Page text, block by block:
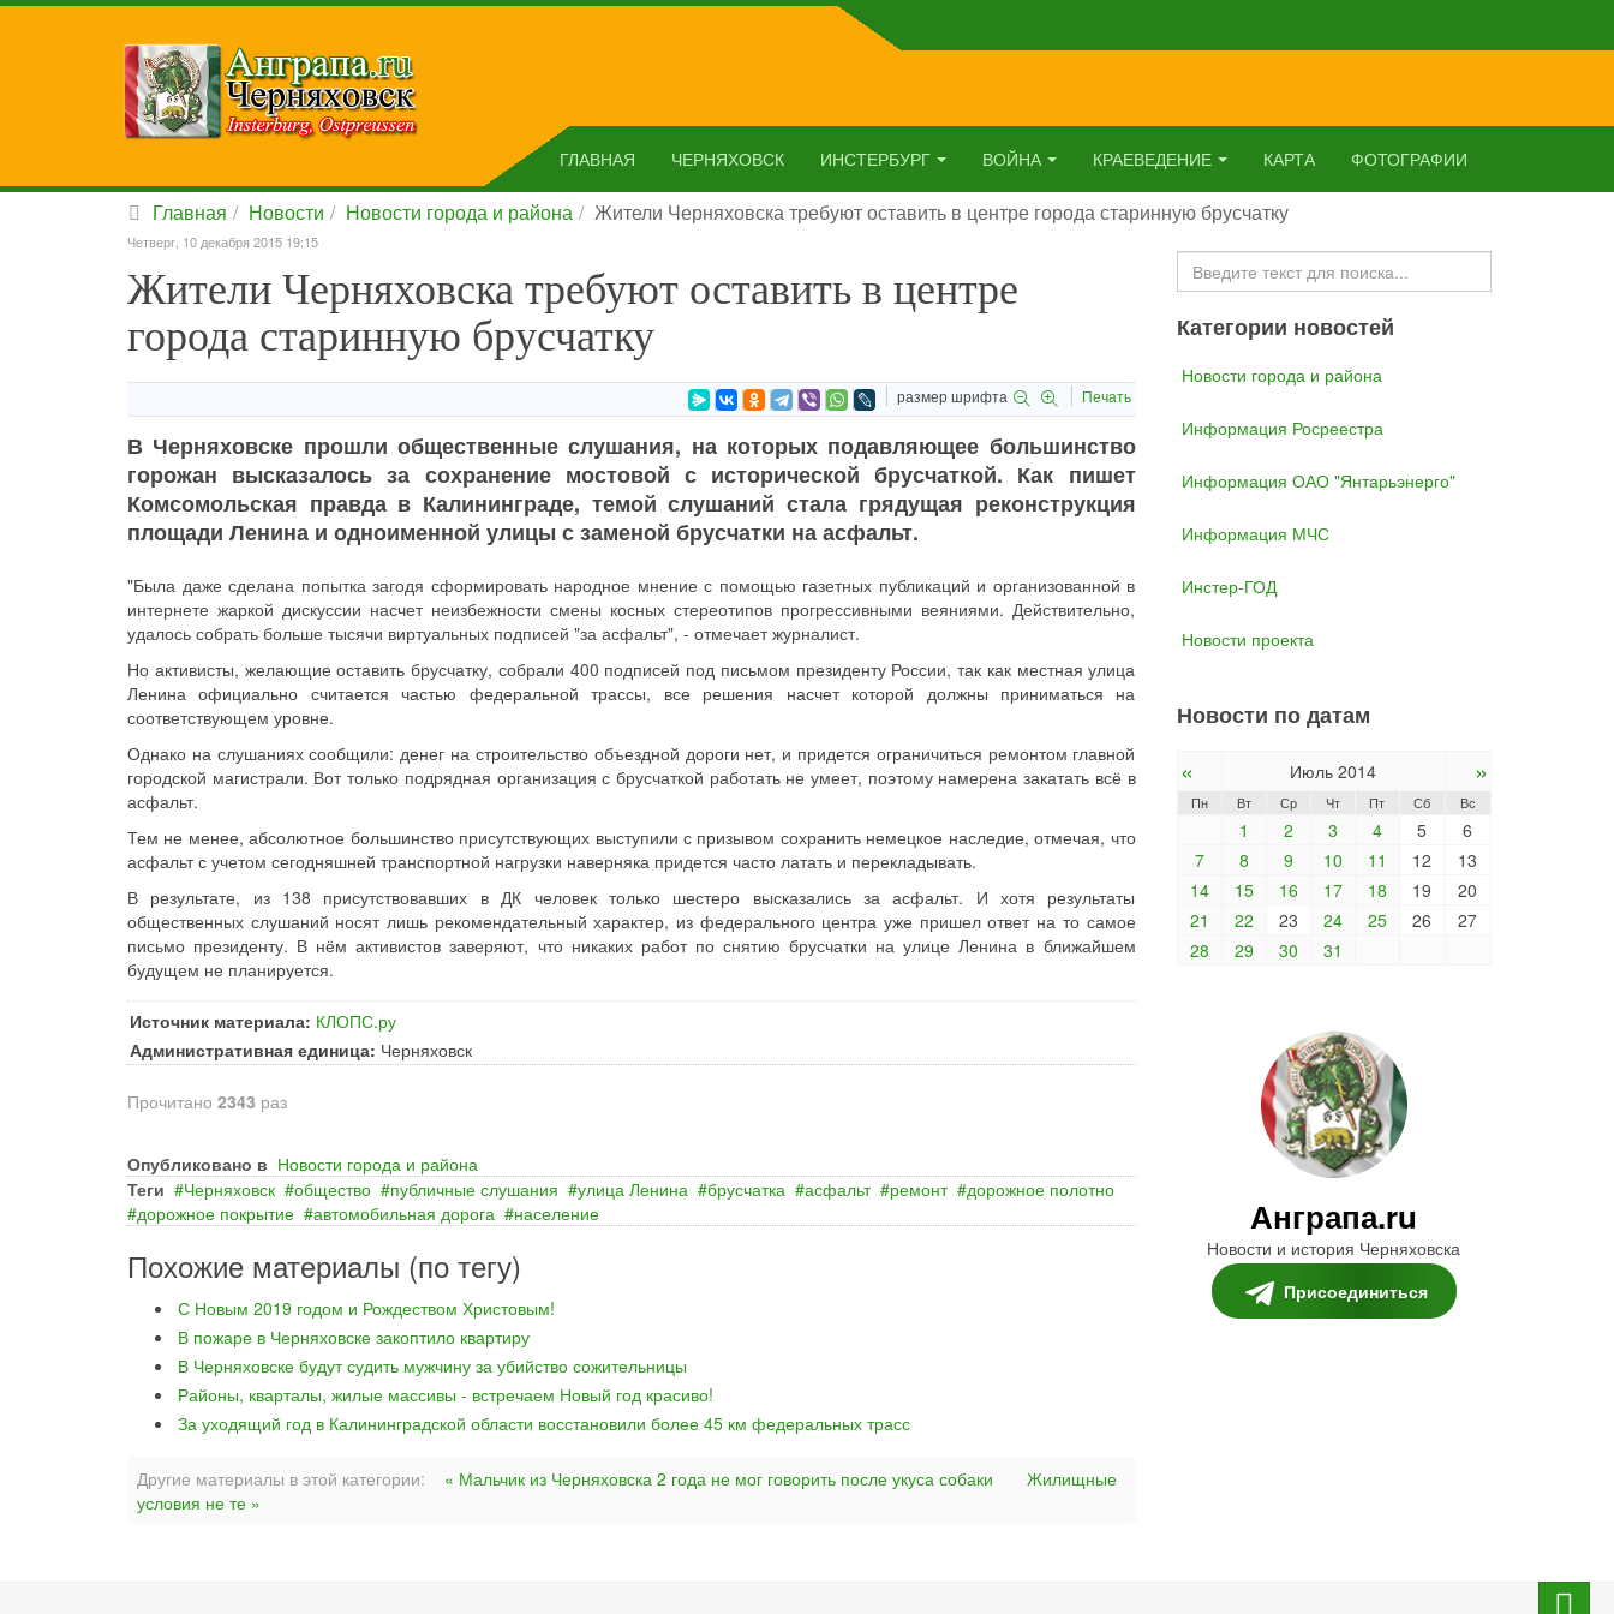
ГЛАВНАЯ ЧЕРНЯХОВСК ИНСТЕРБУРГ ВОЙНА КРАЕВЕДЕНИЕ КАРТА ФОТОГРАФИИ
Главная Новости Новости города и района Жители Черняховска требуют оставить в центре города старинную брусчатку
Четверг, 10 декабря 2015 19:15
Жители Черняховска требуют оставить в центре
города старинную брусчатку
размер шрифта Печать
В Черняховске прошли общественные слушания, на которых подавляющее большинство
горожан высказалось за сохранение мостовой с исторической брусчаткой. Как пишет
Комсомольская правда в Калининграде, темой слушаний стала грядущая реконструкция
площади Ленина и одноименной улицы с заменой брусчатки на асфальт.
"Была даже сделана попытка загодя сформировать народное мнение с помощью газетных публикаций и организованной в
интернете жаркой дискуссии насчет неизбежности смены косных стереотипов прогрессивными веяниями. Действительно,
удалось собрать больше тысячи виртуальных подписей "за асфальт", - отмечает журналист.
Но активисты, желающие оставить брусчатку, собрали 400 подписей под письмом президенту России, так как местная улица
Ленина официально считается частью федеральной трассы, все решения насчет которой должны приниматься на
соответствующем уровне.
Однако на слушаниях сообщили: денег на строительство объездной дороги нет, и придется ограничиться ремонтом главной
городской магистрали. Вот только подрядная организация с брусчаткой работать не умеет, поэтому намерена закатать всё в
асфальт.
Тем не менее, абсолютное большинство присутствующих выступили с призывом сохранить немецкое наследие, отмечая, что
асфальт с учетом сегодняшней транспортной нагрузки наверняка придется часто латать и перекладывать.
В результате, из 138 присутствовавших в ДК человек только шестеро высказались за асфальт. И хотя результаты
общественных слушаний носят лишь рекомендательный характер, из федерального центра уже пришел ответ на то самое
письмо президенту. В нём активистов заверяют, что никаких работ по снятию брусчатки на улице Ленина в ближайшем
будущем не планируется.
Источник материала: КЛОПС.ру
Административная единица: Черняховск
Прочитано 2343 раз
Опубликовано в Новости города и района
Теги
Черняховск общество публичные слушания улица Ленина брусчатка асфальт ремонт
дорожное полотно
дорожное покрытие
автомобильная дорога население
Похожие материалы (по тегу)
С Новым 2019 годом и Рождеством Христовым!
В пожаре в Черняховске закоптило квартиру
В Черняховске будут судить мужчину за убийство сожительницы
Районы, кварталы, жилые массивы - встречаем Новый год красиво!
За уходящий год в Калининградской области восстановили более 45 км федеральных трасс
Другие материалы в этой категории: « Мальчик из Черняховска 2 года не мог говорить после укуса собаки
Жилищные
условия не те »
Искать...
Категории новостей
Новости города и района
Информация Росреестра
Информация ОАО "Янтарьэнерго"
Информация МЧС
Инстер-ГОД
Новости проекта
Новости по датам
« Июль 2014 »
Пн Вт Ср Чт Пт Сб Вс
1 2 3 4 5
6
7
8 9 10 11 12
13
14
15 16 17 18 19
20
21
22 23 24 25 26
27
28
29 30 31
Анграпа.ru
Новости и история Черняховска
Присоединиться